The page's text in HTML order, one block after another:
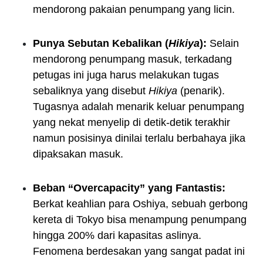
mendorong pakaian penumpang yang licin.
Punya Sebutan Kebalikan (Hikiya): Selain
mendorong penumpang masuk, terkadang
petugas ini juga harus melakukan tugas
sebaliknya yang disebut Hikiya (penarik).
Tugasnya adalah menarik keluar penumpang
yang nekat menyelip di detik-detik terakhir
namun posisinya dinilai terlalu berbahaya jika
dipaksakan masuk.
Beban “Overcapacity” yang Fantastis:
Berkat keahlian para Oshiya, sebuah gerbong
kereta di Tokyo bisa menampung penumpang
hingga 200% dari kapasitas aslinya.
Fenomena berdesakan yang sangat padat ini